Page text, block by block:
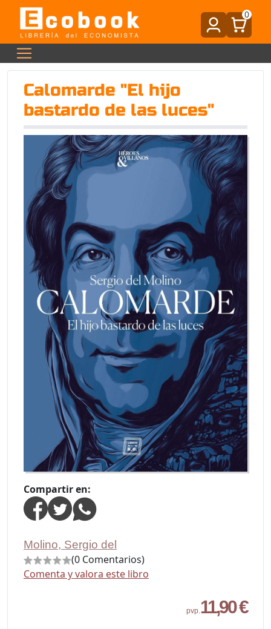
0
Calomarde "El hijo
bastardo de las luces"
Compartir en:
Molino, Sergio del
(0 Comentarios)
Comenta y valora este libro
pvp. 11,90 €